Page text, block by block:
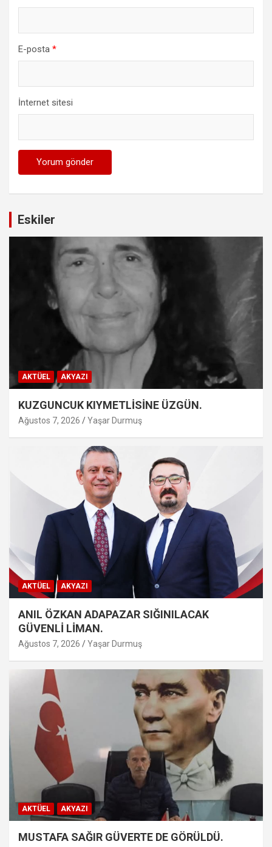
E-posta *
İnternet sitesi
Eskiler
AKTÜEL AKYAZI
KUZGUNCUK KIYMETLİSİNE ÜZGÜN.
Ağustos 7, 2026 Yaşar Durmuş
AKTÜEL AKYAZI
ANIL ÖZKAN ADAPAZAR SIĞINILACAK
GÜVENLİ LİMAN.
Ağustos 7, 2026 Yaşar Durmuş
AKTÜEL AKYAZI
MUSTAFA SAĞIR GÜVERTE DE GÖRÜLDÜ.